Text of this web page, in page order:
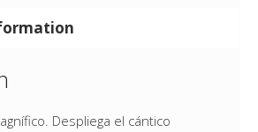
Despliega el cántico